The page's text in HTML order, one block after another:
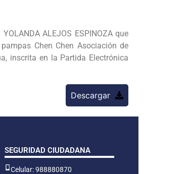
ALEJOS ESPINOZA que
Chen Chen Asociación de
inscrita en la Partida Electrónica
Descargar
SEGURIDAD CIUDADANA
Celular: 988880870